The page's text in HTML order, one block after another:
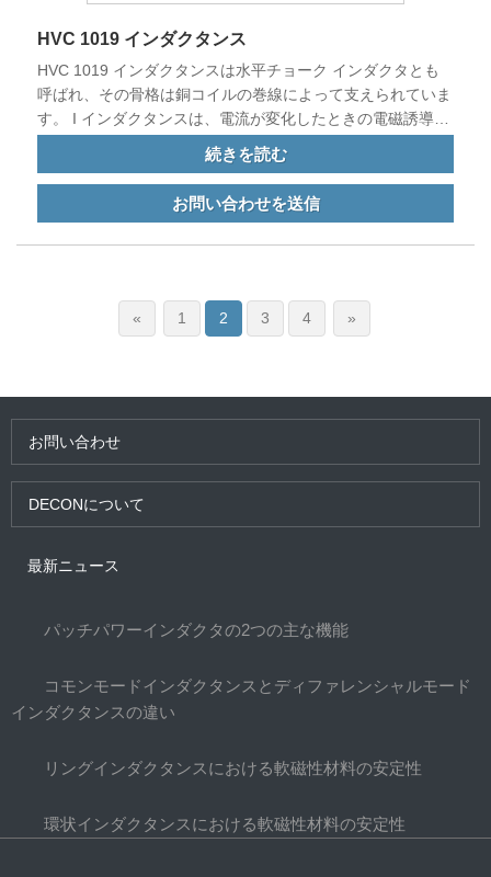
HVC 1019 インダクタンス
HVC 1019 インダクタンスは水平チョーク インダクタとも
呼ばれ、その骨格は銅コイルの巻線によって支えられていま
す。 I インダクタンスは、電流が変化したときの電磁誘導に
よる電流変化に耐える起電力 (EMF) を指す電子回路または
続きを読む
お問い合わせを送信
« 1 2 3 4 »
お問い合わせ
DECONについて
最新ニュース
パッチパワーインダクタの2つの主な機能
コモンモードインダクタンスとディファレンシャルモード
インダクタンスの違い
リングインダクタンスにおける軟磁性材料の安定性
環状インダクタンスにおける軟磁性材料の安定性